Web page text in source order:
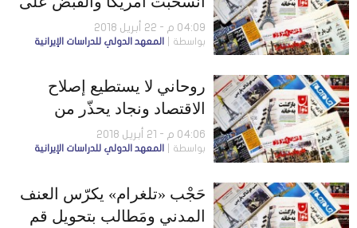
مدير موقع “دولت بهار”
04:09 م - 22 أبريل 2018
بواسطة المعهد الدولي للدراسات الإيرانية
روحاني لا يستطيع إصلاح
الاقتصاد ونجاد يحذّر من
فيضان قادم
04:06 م - 21 أبريل 2018
بواسطة المعهد الدولي للدراسات الإيرانية
حَجْب «تلغرام» يكرّس العنف
المدني ومَطالب بتحويل قم